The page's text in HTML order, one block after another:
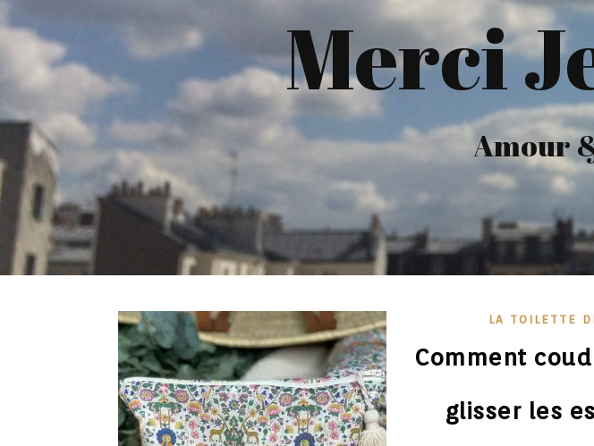
Merci
Amour
LA TOILETTE
Comment
glisser les